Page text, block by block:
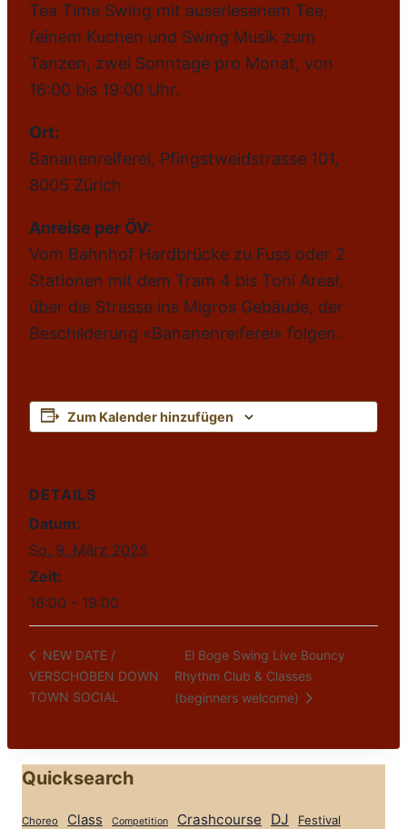
Tea Time Swing mit auserlesenem Tee,
feinem Kuchen und Swing Musik zum
Tanzen, zwei Sonntage pro Monat, von
16:00 bis 19:00 Uhr.
Ort:
Bananenreiferei, Pfingstweidstrasse 101,
8005 Zürich
Anreise per ÖV:
Vom Bahnhof Hardbrücke zu Fuss oder 2
Stationen mit dem Tram 4 bis Toni Areal,
über die Strasse ins Migros Gebäude, der
Beschilderung «Bananenreiferei» folgen.
Zum Kalender hinzufügen
DETAILS
Datum:
So. 9. März 2025
Zeit:
16:00 - 19:00
NEW DATE /
VERSCHOBEN DOWN
TOWN SOCIAL
El Boge Swing Live Bouncy
Rhythm Club & Classes
(beginners welcome)
Quicksearch
Choreo Class Competition Crashcourse DJ Festival